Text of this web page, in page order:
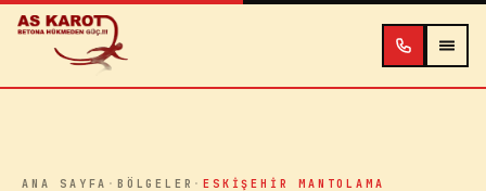
İçeriğe atla
ANA SAYFA ·BÖLGELER ·ESKIŞEHIR MANTOLAMA